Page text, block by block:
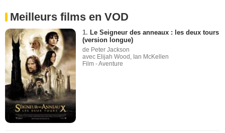
Meilleurs films en VOD
1. Le Seigneur des anneaux : les deux tours
(version longue)
de Peter Jackson
avec Elijah Wood, Ian McKellen
Film - Aventure